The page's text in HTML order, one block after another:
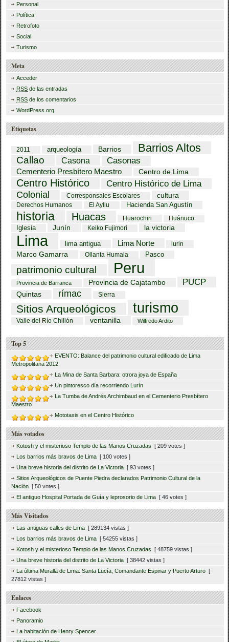
Personal
Política
Retrofoto
Social
Turismo
Meta
Acceder
RSS de las entradas
RSS de los comentarios
WordPress.org
Etiquetas
2011 arqueología Barrios Barrios Altos
Callao Casona Casonas
Cementerio Presbítero Maestro Centro de Lima
Centro Histórico
Centro Histórico de Lima
Colonial
Corresponsales Escolares cultura
Derechos Humanos El Ayllu Hacienda San Agustín
historia Huacas Huarochiri Huánuco
Iglesia Junín Keiko Fujimori la victoria
Lima lima antigua Lima Norte lurin
Marco Gamarra Ollanta Humala Pasco
patrimonio cultural Peru
Provincia de Barranca Provincia de Cajatambo PUCP
Quintas rímac Sierra
Sitios Arqueológicos turismo
Valle del Río Chillón ventanilla Wilfredo Ardito
Top 5
EVENTO: Balance del patrimonio cultural edificado de Lima
Metropolitana 2012
La Mina de Santa Barbara: otrora joya de España
Un pintoresco día recorriendo Lurín
La Tumba de Andrés Archimbaud en el Cementerio Presbítero
Maestro
Mototaxis en el Centro Histórico
Más votados
Kotosh y el misterioso Templo de las Manos Cruzadas [ 209 votes ]
Los barrios más bravos de Lima [ 100 votes ]
Una breve historia del distrito de La Victoria [ 93 votes ]
Sitios Arqueológicos de Puente Piedra declarados Patrimonio Cultural de la
Nación [ 50 votes ]
El antiguo Hospital Portada de Guía y leprosorio de Lima [ 46 votes ]
Más Visitados
Las antiguas calles de Lima [ 289134 vistas ]
Los barrios más bravos de Lima [ 54255 vistas ]
Kotosh y el misterioso Templo de las Manos Cruzadas [ 48759 vistas ]
Una breve historia del distrito de La Victoria [ 38442 vistas ]
La última Muralla de Lima: Santa Lucía, Comandante Espinar y Puerto Arturo [
27812 vistas ]
Enlaces
Facebook
Panoramio
La habitación de Henry Spencer